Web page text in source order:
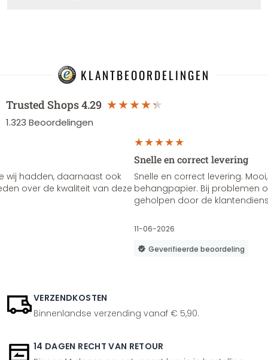
KLANTBEOORDELINGEN
Trusted Shops4.29
1.323 Beoordelingen
wij hadden, daarnaast ook
over de kwaliteit van deze
Snelle en correct levering
Snelle en correct levering.
behangpapier. Bij problemen
geholpen door de
11-06-2026
Geverifieerde beoordeling
VERZENDKOSTEN
Binnenlandse verzending vanaf € 5,90.
14 DAGEN RECHT VAN RETOUR